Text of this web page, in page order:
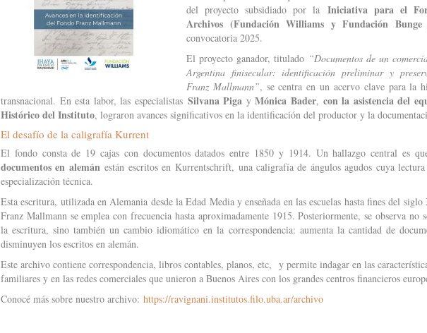
del proyecto subsidiado por la Iniciativa para el
Archivos (Fundación Williams y Fundación
convocatoria 2025.
El proyecto ganador, titulado “Documentos de un
Argentina finisecular: identificación preliminar y
Franz Mallmann”, se centra en un acervo clave para la
transnacional. En esta labor, las especialistas Silvana Piga yMónica Bader, con la asistencia del
Histórico del Instituto, lograron avances significativos en la identificación del productor y la
El desafío de la caligrafía Kurrent
El fondo consta de 19 cajas con documentos datados entre 1850 y 1914. Un hallazgo central es
documentos en alemánestán escritos en Kurrentschrift, una caligrafía de ángulos agudos cuya
especialización técnica.
Esta escritura, utilizada en Alemania desde la Edad Media y enseñada en las escuelas hasta fines del
Franz Mallmann se emplea con frecuencia hasta aproximadamente 1915. Posteriormente, se observa no
la escritura, sino también un cambio idiomático en la correspondencia: aumenta la cantidad de
disminuyen los escritos en alemán.
Este archivo contiene correspondencia, libros contables, planos, etc, y permite indagar en las
familiares y en las redes comerciales que unieron a Buenos Aires con los grandes centros financieros
Conocé más sobre nuestro archivo: https://ravignani.institutos.filo.uba.ar/archivo